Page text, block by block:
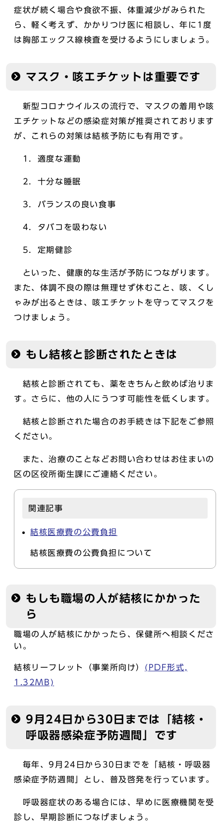
症状が続く場合や食欲不振、体重減少がみられた
ら、軽く考えず、かかりつけ医に相談し、年に1度
は胸部エックス線検査を受けるようにしましょう。
マスク・咳エチケットは重要です
新型コロナウイルスの流行で、マスクの着用や咳
エチケットなどの感染症対策が推奨されております
が、これらの対策は結核予防にも有用です。
1．適度な運動
2．十分な睡眠
3．バランスの良い食事
4．タバコを吸わない
5．定期健診
といった、健康的な生活が予防につながります。
また、体調不良の際は無理せず休むこと、咳、くし
ゃみが出るときは、咳エチケットを守ってマスクを
つけましょう。
もし結核と診断されたときは
結核と診断されても、薬をきちんと飲めば治りま
す。さらに、他の人にうつす可能性を低くします。
結核と診断された場合のお手続きは下記をご参照
ください。
また、治療のことなどお問い合わせはお住まいの
区の区役所衛生課にご連絡ください。
関連記事
結核医療費の公費負担
結核医療費の公費負担について
もしも職場の人が結核にかかった
ら
職場の人が結核にかかったら、保健所へ相談くださ
い。
結核リーフレット（事業所向け） (PDF形式,
1.32MB)
9月24日から30日までは「結核・
呼吸器感染症予防週間」です
毎年、9月24日から30日までを「結核・呼吸器
感染症予防週間」とし、普及啓発を行っています。
呼吸器症状のある場合には、早めに医療機関を受
診し、早期診断につなげましょう。